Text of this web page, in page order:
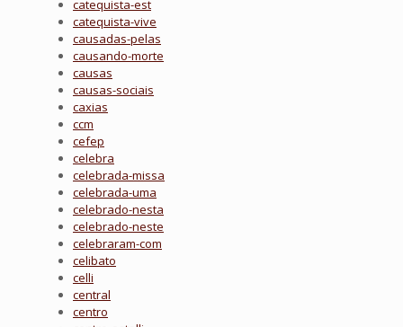
catequista-est
catequista-vive
causadas-pelas
causando-morte
causas
causas-sociais
caxias
ccm
cefep
celebra
celebrada-missa
celebrada-uma
celebrado-nesta
celebrado-neste
celebraram-com
celibato
celli
central
centro